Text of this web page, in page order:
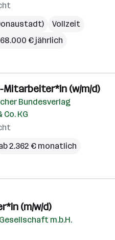
Vollzeit
€ jährlich
(w/m/d)
Bundesverlag
Co. KG
2.362 € monatlich
(m/w/d)
m.b.H.